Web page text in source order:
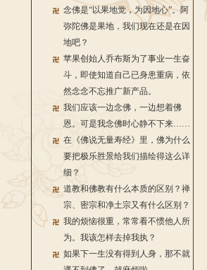
念佛是“以果地觉，为因地心”。阿
弥陀佛是果地，我们现在还是在因
地吧？
苹果创始人乔布斯为了事业一生奋
斗，即使知道自己已身患重病，依
然念念不忘推广新产品。
我们应该一边念佛，一边想着佛
恩。可是我念佛时心静不下来……
在《佛说无量寿经》里，佛为什么
要把极乐胜景给我们描绘得这么详
细？
道教和佛教有什么本质的区别？禅
宗、密宗和净土宗又有什么区别？
我的烦恼很重，常常看不惯他人所
为。我该怎样去掉我执？
如果下一生没有得到人身，那不就